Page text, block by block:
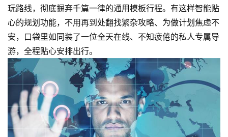
玩路线，彻底摒弃千篇一律的通用模板行程。有这样智能贴
心的规划功能，不用再到处翻找繁杂攻略、为做计划焦虑不
安，口袋里如同装了一位全天在线、不知疲倦的私人专属导
游，全程贴心安排出行。